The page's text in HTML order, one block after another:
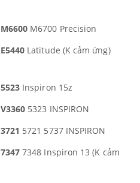
M6600 M6700 Precision
E5440 Latitude (K cảm ứng)
5523 Inspiron 15z
V3360 5323 INSPIRON
3721 5721 5737 INSPIRON
7347 7348 Inspiron 13 (K cảm